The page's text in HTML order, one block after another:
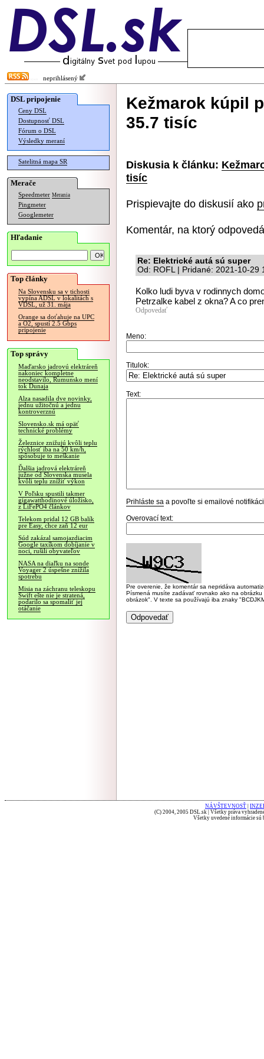
neprihlásený
DSL pripojenie
Ceny DSL
Dostupnosť DSL
Fórum o DSL
Výsledky meraní
Satelitná mapa SR
Merače
Speedmeter Merania
Pingmeter
Googlemeter
Hľadanie
Top články
Na Slovensku sa v tichosti
vypína ADSL v lokalitách s
VDSL, už 31. mája
Orange sa doťahuje na UPC
a O2, spustí 2.5 Gbps
pripojenie
Top správy
Maďarsko jadrovú elektráreň
nakoniec kompletne
neodstavilo, Rumunsko mení
tok Dunaja
Alza nasadila dve novinky,
jednu užitočnú a jednu
kontroverznú
Slovensko.sk má opäť
technické problémy
Železnice znižujú kvôli teplu
rýchlosť iba na 50 km/h,
spôsobuje to meškanie
Ďalšia jadrová elektráreň
južne od Slovenska musela
kvôli teplu znížiť výkon
V Poľsku spustili takmer
gigawatthodinové úložisko,
z LiFePO4 článkov
Telekom pridal 12 GB balík
pre Easy, chce zaň 12 eur
Súd zakázal samojazdiacim
Google taxíkom dobíjanie v
noci, rušili obyvateľov
NASA na diaľku na sonde
Voyager 2 úspešne znížila
spotrebu
Misia na záchranu teleskopu
Swift ešte nie je stratená,
podarilo sa spomaliť jej
otáčanie
Kežmarok kúpil
35.7 tisíc
Diskusia k článku:
tisíc
Prispievajte do diskusií ako
Komentár, na ktorý
Re: Elektrické autá sú super
Od: ROFL | Pridané: 2021-10-29
Kolko ludi byva v rodinnych
Petrzalke kabel z okna? A co
Odpovedať
Meno:
Titulok:
Text:
Prihláste sa a povoľte si emailové
Overovací text:
Pre overenie, že komentár sa nepridáva
Písmená musíte zadávať rovnako ako na
obrázok". V texte sa používajú iba znaky
NÁVŠTEVNOSŤ
(C) 2004, 2005 DSL.sk | Všetky práva
Všetky uvedené informácie sú